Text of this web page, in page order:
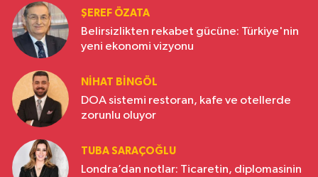
ŞEREF ÖZATA
Belirsizlikten rekabet gücüne: Türkiye'nin
yeni ekonomi vizyonu
NIHAT BINGÖL
DOA sistemi restoran, kafe ve otellerde
zorunlu oluyor
TUBA SARAÇOĞLU
Londra’dan notlar: Ticaretin, diplomasinin